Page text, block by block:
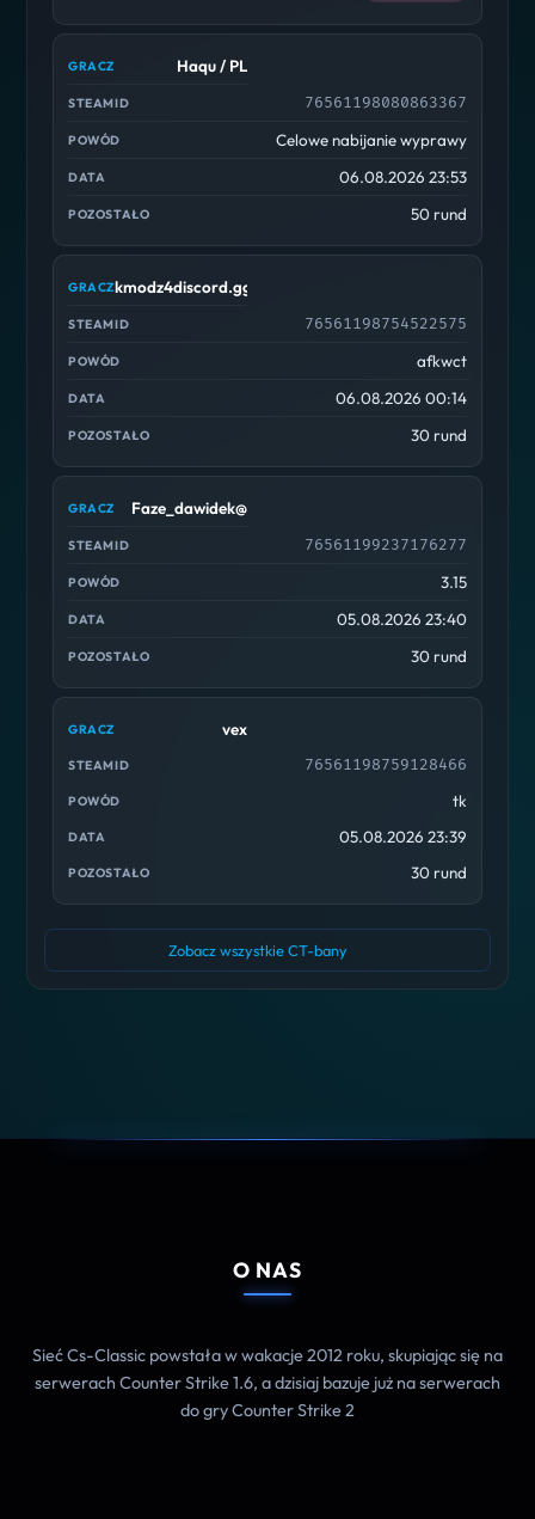
Haqu / PL
76561198080863367
Celowe nabijanie wyprawy
06.08.2026 23:53
50 rund
kmodz4discord.gg/cscdc
76561198754522575
afkwct
06.08.2026 00:14
30 rund
Faze_dawidek@
76561199237176277
3.15
05.08.2026 23:40
30 rund
vex
76561198759128466
tk
05.08.2026 23:39
30 rund
Zobacz wszystkie CT-bany
O NAS
Sieć Cs-Classic powstała w wakacje 2012 roku, skupiając się na
serwerach Counter Strike 1.6, a dzisiaj bazuje już na serwerach
do gry Counter Strike 2